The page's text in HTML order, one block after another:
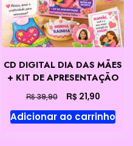
CD DIGITAL DIA DAS MÃES
+ KIT DE APRESENTAÇÃO
R$39,90
preço
original
R$21,90O
preço
atual
Adicionar ao carrinho